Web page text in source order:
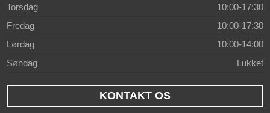
Torsdag
10:00-17:30
Fredag
10:00-17:30
Lørdag
10:00-14:00
Søndag
Lukket
KONTAKT OS